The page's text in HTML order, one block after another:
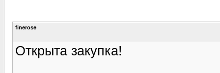
finerose
Открыта закупка!